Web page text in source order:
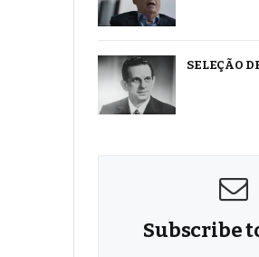
SELEÇÃO
Subscribe